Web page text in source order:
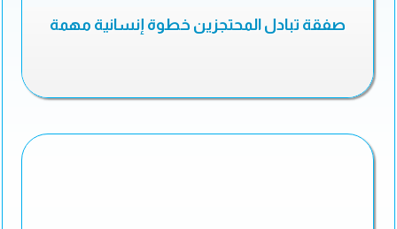
صفقة تبادل المحتجزين خطوة إنسانية مهمة